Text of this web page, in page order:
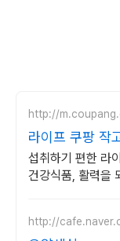
http://
라이프 쿠팡 작
섭취하기 편한 라
건강식품, 활력을
http://